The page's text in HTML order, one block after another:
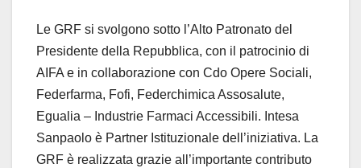
Le GRF si svolgono sotto l’Alto Patronato del
Presidente della Repubblica, con il patrocinio di
AIFA e in collaborazione con Cdo Opere Sociali,
Federfarma, Fofi, Federchimica Assosalute,
Egualia – Industrie Farmaci Accessibili. Intesa
Sanpaolo è Partner Istituzionale dell’iniziativa. La
GRF è realizzata grazie all’importante contributo